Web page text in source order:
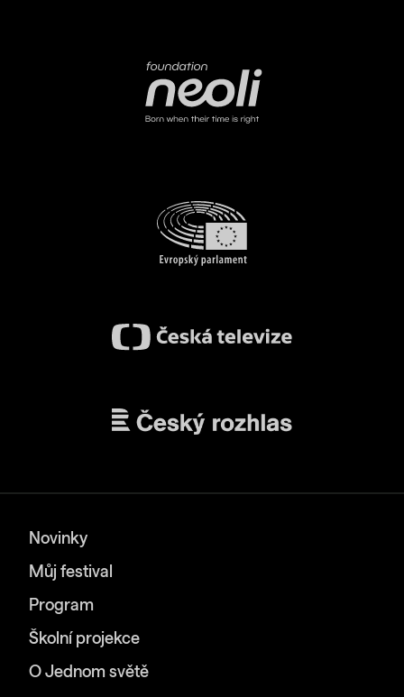
Novinky
Můj festival
Program
Školní projekce
O Jednom světě